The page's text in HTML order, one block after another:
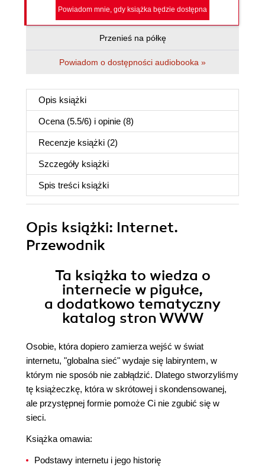
Powiadom mnie, gdy książka będzie dostępna
Przenieś na półkę
Powiadom o dostępności audiobooka »
Opis książki
Ocena (5.5/6) i opinie (8)
Recenzje książki (2)
Szczegóły książki
Spis treści książki
Opis książki: Internet.
Przewodnik
Ta książka to wiedza o
internecie w pigułce,
a dodatkowo tematyczny
katalog stron WWW
Osobie, która dopiero zamierza wejść w świat
internetu, "globalna sieć" wydaje się labiryntem, w
którym nie sposób nie zabłądzić. Dlatego stworzyliśmy
tę książeczkę, która w skrótowej i skondensowanej,
ale przystępnej formie pomoże Ci nie zgubić się w
sieci.
Książka omawia:
Podstawy internetu i jego historię